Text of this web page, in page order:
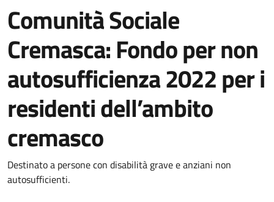
Comunità Sociale
Cremasca: Fondo per non
autosufficienza 2022 per i
residenti dell’ambito
cremasco
Dettagli della notizia
Destinato a persone con disabilità grave e anziani non
autosufficienti.